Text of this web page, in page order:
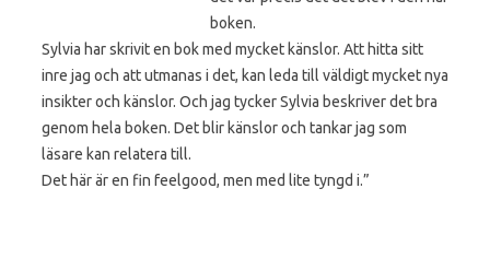
boken.
Sylvia har skrivit en bok med mycket känslor. Att hitta sitt
inre jag och att utmanas i det, kan leda till väldigt mycket nya
insikter och känslor. Och jag tycker Sylvia beskriver det bra
genom hela boken. Det blir känslor och tankar jag som
läsare kan relatera till.
Det här är en fin feelgood, men med lite tyngd i.”